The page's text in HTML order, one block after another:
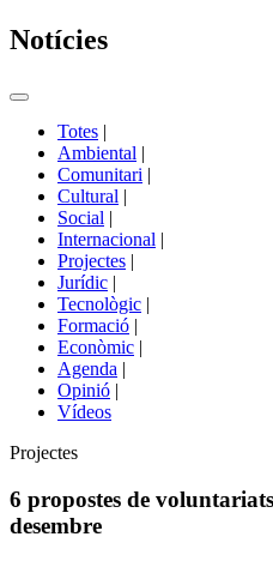
Notícies
Commutador
portals
Totes |
Ambiental |
Comunitari |
Cultural |
Social |
Internacional |
Projectes |
Jurídic |
Tecnològic |
Formació |
Econòmic |
Agenda |
Opinió |
Vídeos
Àmbit
la
notícia
Projectes
6 propostes de
desembre